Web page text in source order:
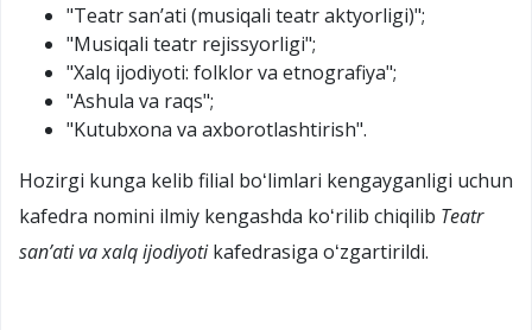
"Teatr sanʼati (musiqali teatr aktyorligi)";
"Musiqali teatr rejissyorligi";
"Xalq ijodiyoti: folklor va etnografiya";
"Ashula va raqs";
"Kutubxona va axborotlashtirish".
Hozirgi kunga kelib filial boʻlimlari kengayganligi uchun
kafedra nomini ilmiy kengashda koʻrilib chiqilib Teatr
sanʼati va xalq ijodiyotikafedrasiga oʻzgartirildi.